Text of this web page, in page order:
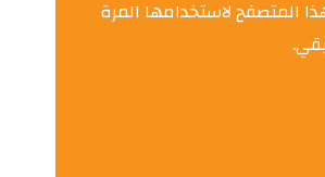
المتصفح لاستخدامها المرة